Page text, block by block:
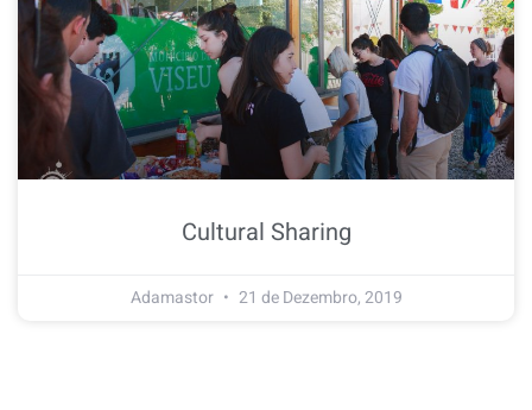
Cultural Sharing
Adamastor 21 de Dezembro, 2019